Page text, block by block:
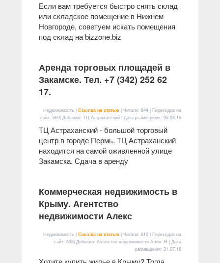
Если вам требуется быстро снять склад
или складское помещение в Нижнем
Новгороде, советуем искать помещения
под склад на bizzone.biz
Аренда торговых площадей в
Закамске. Тел. +7 (342) 252 62
17.
Недвижимость | Ссылка на статью | Читали: 844 | Переходов на
сайт: 562| Добавил: ТЦ Астраханский | Дата размещения: 05.08.16
ТЦ Астраханский - большой торговый
центр в городе Пермь. ТЦ Астраханский
находится на самой оживленной улице
Закамска. Сдача в аренду
Коммерческая недвижимость в
Крыму. Агентство
недвижимости Алекс
Недвижимость | Ссылка на статью | Читали: 610 | Переходов на
сайт: 508| Добавил: Агентство недвижимости Алекс Н | Дата
размещения: 31.07.16